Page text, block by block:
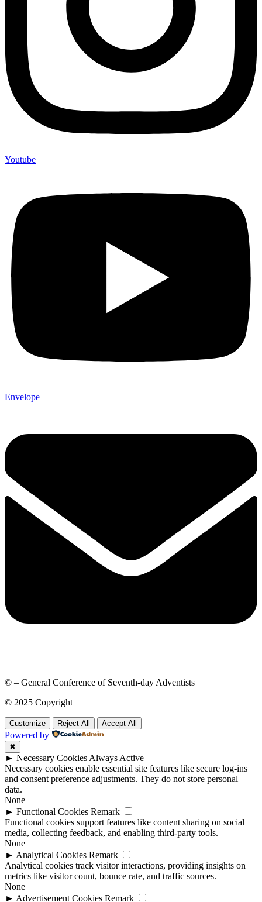
Youtube
Envelope
© – General Conference of Seventh-day Adventists
© 2025 Copyright
Customize Reject All Accept All
Powered by
✖
► Necessary Cookies Always Active
Necessary cookies enable essential site features like secure log-ins
and consent preference adjustments. They do not store personal
data.
None
► Functional Cookies Remark
Functional cookies support features like content sharing on social
media, collecting feedback, and enabling third-party tools.
None
► Analytical Cookies Remark
Analytical cookies track visitor interactions, providing insights on
metrics like visitor count, bounce rate, and traffic sources.
None
► Advertisement Cookies Remark